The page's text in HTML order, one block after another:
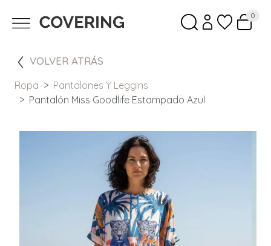
0
VOLVER ATRÁS
Ropa
Pantalones Y Leggins
Pantalón Miss Goodlife Estampado Azul